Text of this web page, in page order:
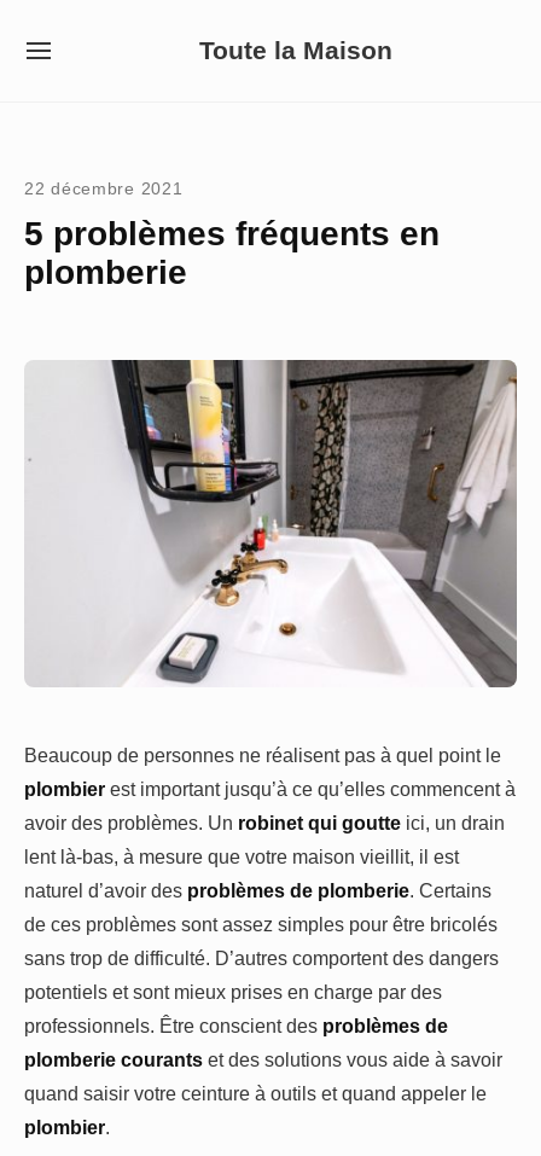
Toute la Maison
SITE
22 décembre 2021
5 problèmes fréquents en
plomberie
Beaucoup de personnes ne réalisent pas à quel point le
plombier est important jusqu’à ce qu’elles commencent à
avoir des problèmes. Un robinet qui goutte ici, un drain
lent là-bas, à mesure que votre maison vieillit, il est
naturel d’avoir des problèmes de plomberie. Certains
de ces problèmes sont assez simples pour être bricolés
sans trop de difficulté. D’autres comportent des dangers
potentiels et sont mieux prises en charge par des
professionnels. Être conscient des problèmes de
plomberie courants et des solutions vous aide à savoir
quand saisir votre ceinture à outils et quand appeler le
plombier.